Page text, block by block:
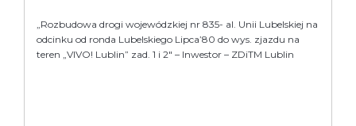
„Rozbudowa drogi wojewódzkiej nr 835- al. Unii Lubelskiej na
odcinku od ronda Lubelskiego Lipca’80 do wys. zjazdu na
teren „VIVO! Lublin” zad. 1 i 2″ – Inwestor – ZDiTM Lublin